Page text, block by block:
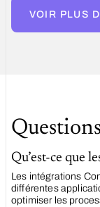
de
VOIR PLUS
Qu’est-ce que
Les intégrations
différentes
optimiser les